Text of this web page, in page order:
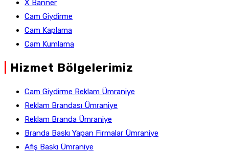
X Banner
Cam Giydirme
Cam Kaplama
Cam Kumlama
Hizmet Bölgelerimiz
Cam Giydirme Reklam Ümraniye
Reklam Brandası Ümraniye
Reklam Branda Ümraniye
Branda Baskı Yapan Firmalar Ümraniye
Afiş Baskı Ümraniye